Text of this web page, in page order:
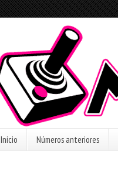
Inicio Números anteriores